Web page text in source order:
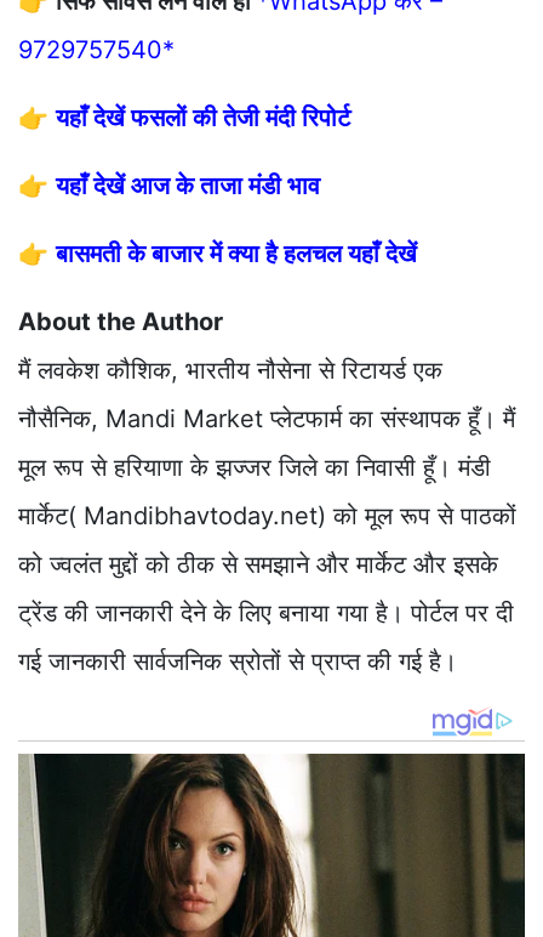
9729757540*
👉यहाँ देखें फसलों की तेजी मंदी रिपोर्ट
👉यहाँ देखें आज के ताजा मंडी भाव
👉बासमती के बाजार में क्या है हलचल यहाँ देखें
About the Author
मैं लवकेश कौशिक, भारतीय नौसेना से रिटायर्ड एक
नौसैनिक, Mandi Market प्लेटफार्म का संस्थापक हूँ। मैं
मूल रूप से हरियाणा के झज्जर जिले का निवासी हूँ। मंडी
मार्केट( Mandibhavtoday.net) को मूल रूप से पाठकों
को ज्वलंत मुद्दों को ठीक से समझाने और मार्केट और इसके
ट्रेंड की जानकारी देने के लिए बनाया गया है। पोर्टल पर दी
गई जानकारी सार्वजनिक स्रोतों से प्राप्त की गई है।